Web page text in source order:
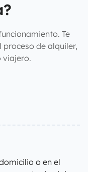
Te
de alquiler,
viajero.
o en el